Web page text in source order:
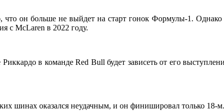
что он больше не выйдет на старт гонок Формулы-1.
с McLaren в 2022 году.
в команде Red Bull будет зависеть от его
шинах оказался неудачным, и он финишировал только 18-м.